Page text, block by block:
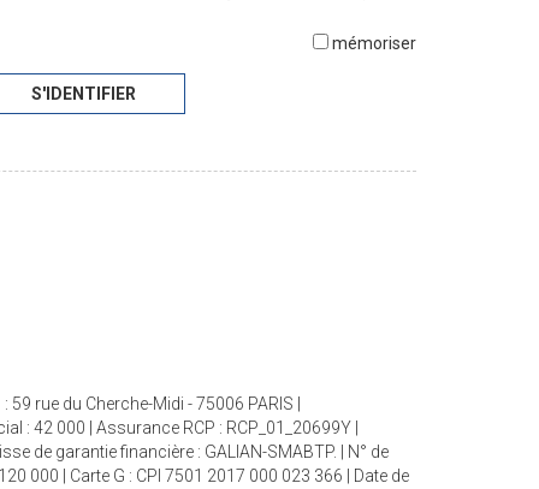
mémoriser
S'IDENTIFIER
rue du Cherche-Midi - 75006 PARIS |
: 42 000 | Assurance RCP : RCP_01_20699Y |
de garantie financière : GALIAN-SMABTP. | N° de
000 | Carte G : CPI 7501 2017 000 023 366 | Date de